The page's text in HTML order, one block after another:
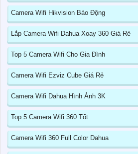
Camera Wifi Hikvision Báo Động
Lắp Camera Wifi Dahua Xoay 360 Giá Rẻ
Top 5 Camera Wifi Cho Gia Đình
Camera Wifi Ezviz Cube Giá Rẻ
Camera Wifi Dahua Hình Ảnh 3K
Top 5 Camera Wifi 360 Tốt
Camera Wifi 360 Full Color Dahua